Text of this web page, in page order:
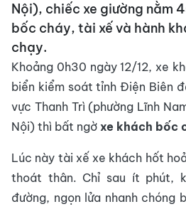
Nội), chiếc xe giường nằm
bốc cháy, tài xế và hành
chạy.
Khoảng 0h30 ngày 12/12, xe
biển kiểm soát tỉnh Điện Biên
vực Thanh Trì (phường Lĩnh
Nội) thì bất ngờ xe khách bốc
Lúc này tài xế xe khách hốt
thoát thân. Chỉ sau ít phút,
đường, ngọn lửa nhanh chóng